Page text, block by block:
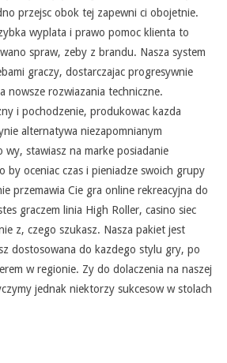
przejsc obok tej zapewni ci obojetnie.
wyplata i prawo pomoc klienta to
spraw, zeby z brandu. Nasza system
graczy, dostarczajac progresywnie
nowsze rozwiazania techniczne.
i pochodzenie, produkowac kazda
alternatywa niezapomnianym
wy, stawiasz na marke posiadanie
by oceniac czas i pieniadze swoich grupy
przemawia Cie gra online rekreacyjna do
graczem linia High Roller, casino siec
z, czego szukasz. Nasza pakiet jest
dostosowana do kazdego stylu gry, po
w regionie. Zy do dolaczenia na naszej
jednak niektorzy sukcesow w stolach